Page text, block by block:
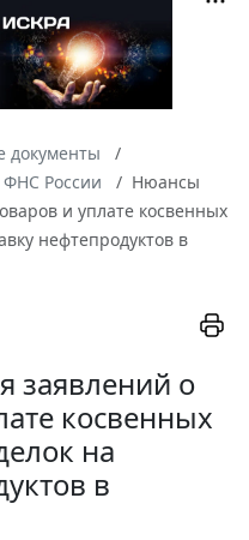
документы
России
Нюансы
и уплате косвенных
нефтепродуктов в
заявлений о
косвенных
на
в